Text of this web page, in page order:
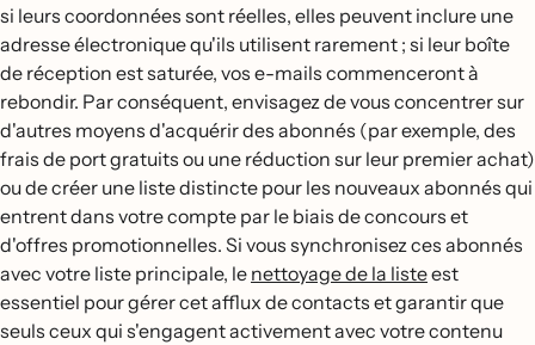
si leurs coordonnées sont réelles, elles peuvent inclure une
adresse électronique qu'ils utilisent rarement ; si leur boîte
de réception est saturée, vos e-mails commenceront à
rebondir. Par conséquent, envisagez de vous concentrer sur
d'autres moyens d'acquérir des abonnés (par exemple, des
frais de port gratuits ou une réduction sur leur premier achat)
ou de créer une liste distincte pour les nouveaux abonnés qui
entrent dans votre compte par le biais de concours et
d'offres promotionnelles. Si vous synchronisez ces abonnés
avec votre liste principale, le nettoyage de la listeest
essentiel pour gérer cet afflux de contacts et garantir que
seuls ceux qui s'engagent activement avec votre contenu